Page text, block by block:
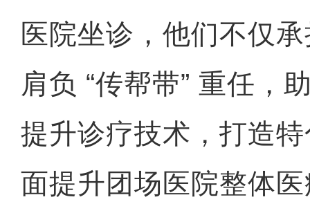
医院坐诊，他们不仅
肩负 “传帮带” 重任，
提升诊疗技术，打造
面提升团场医院整体